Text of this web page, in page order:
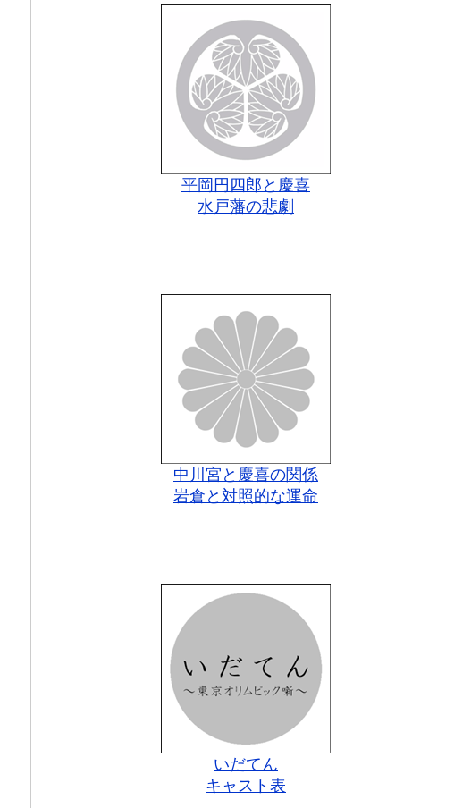
平岡円四郎と慶喜
水戸藩の悲劇
中川宮と慶喜の関係
岩倉と対照的な運命
いだてん
キャスト表